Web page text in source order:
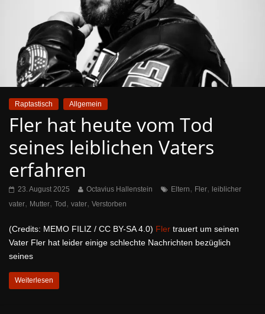
Raptastisch Allgemein
Fler hat heute vom Tod
seines leiblichen Vaters
erfahren
23. August 2025 Octavius Hallenstein Eltern, Fler, leiblicher
vater, Mutter, Tod , vater, Verstorben
(Credits: MEMO FILIZ / CC BY-SA 4.0) Fler trauert um seinen
Vater Fler hat leider einige schlechte Nachrichten bezüglich
seines
Weiterlesen